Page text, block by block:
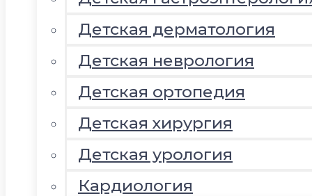
Детская дерматология
Детская неврология
Детская ортопедия
Детская хирургия
Детская урология
Кардиология